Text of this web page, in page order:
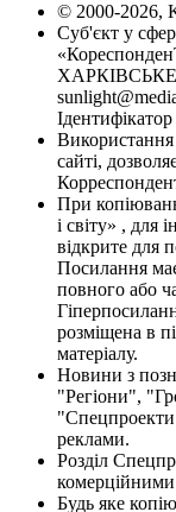
© 2000-2026,
Суб'єкт у
ХАРКІВСЬКЕ
Використання
сайті,
При
і світу» , для
відкрите для
Посилання
повного або
розміщена в
матеріалу.
Новини з
"Регіони",
реклами.
Розділ
Будь яке